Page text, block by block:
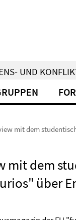
UND
mit dem
mit dem
über